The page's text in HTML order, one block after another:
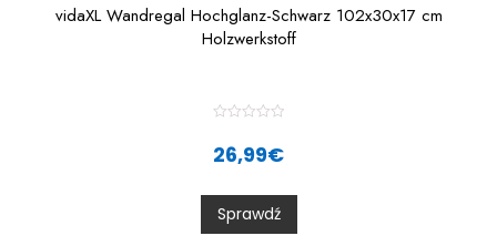
vidaXL Wandregal Hochglanz-Schwarz 102x30x17 cm
Holzwerkstoff
t
0
o
u
t
26,99€
Sprawdź